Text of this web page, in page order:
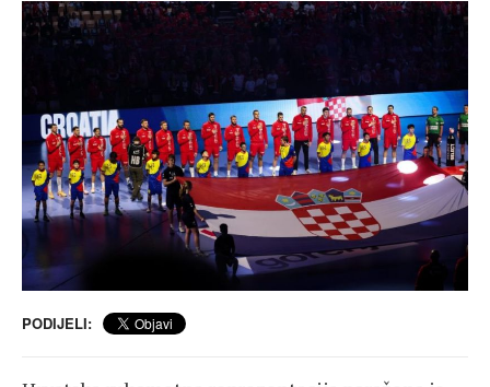
PODIJELI: